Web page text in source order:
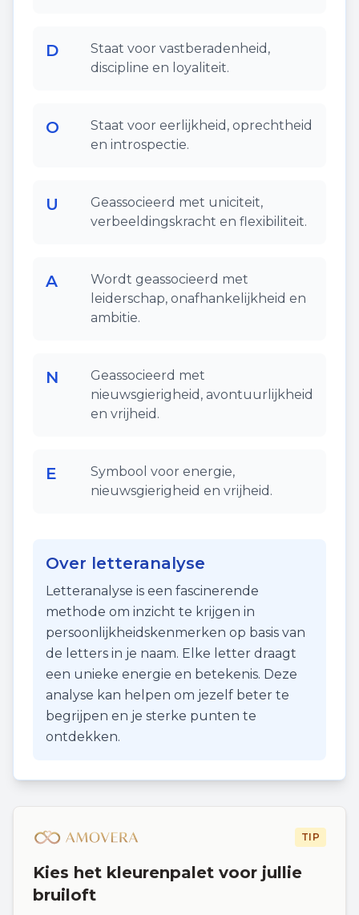
D
Staat voor vastberadenheid,
discipline en loyaliteit.
O
Staat voor eerlijkheid, oprechtheid
en introspectie.
U
Geassocieerd met uniciteit,
verbeeldingskracht en flexibiliteit.
A
Wordt geassocieerd met
leiderschap, onafhankelijkheid en
ambitie.
N
Geassocieerd met
nieuwsgierigheid, avontuurlijkheid
en vrijheid.
E
Symbool voor energie,
nieuwsgierigheid en vrijheid.
Over letteranalyse
Letteranalyse is een fascinerende
methode om inzicht te krijgen in
persoonlijkheidskenmerken op basis van
de letters in je naam. Elke letter draagt
een unieke energie en betekenis. Deze
analyse kan helpen om jezelf beter te
begrijpen en je sterke punten te
ontdekken.
TIP
Kies het kleurenpalet voor jullie
bruiloft